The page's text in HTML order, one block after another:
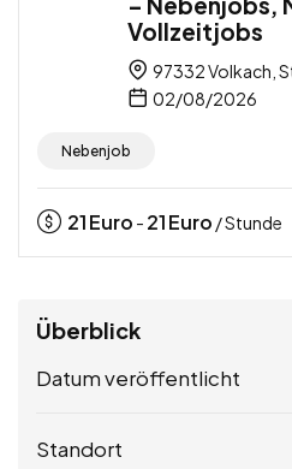
Vollzeitjobs
97332 Volkach,
02/08/2026
Nebenjob
21Euro - 21Euro / Stunde
Überblick
Datum veröffentlicht
Standort